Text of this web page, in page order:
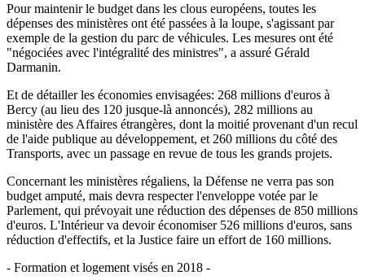
Pour maintenir le budget dans les clous européens, toutes les
dépenses des ministères ont été passées à la loupe, s'agissant par
exemple de la gestion du parc de véhicules. Les mesures ont été
"négociées avec l'intégralité des ministres", a assuré Gérald
Darmanin.
Et de détailler les économies envisagées: 268 millions d'euros à
Bercy (au lieu des 120 jusque-là annoncés), 282 millions au
ministère des Affaires étrangères, dont la moitié provenant d'un recul
de l'aide publique au développement, et 260 millions du côté des
Transports, avec un passage en revue de tous les grands projets.
Concernant les ministères régaliens, la Défense ne verra pas son
budget amputé, mais devra respecter l'enveloppe votée par le
Parlement, qui prévoyait une réduction des dépenses de 850 millions
d'euros. L'Intérieur va devoir économiser 526 millions d'euros, sans
réduction d'effectifs, et la Justice faire un effort de 160 millions.
- Formation et logement visés en 2018 -